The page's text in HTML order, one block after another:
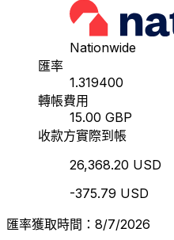
Nationwide
匯率
1.319400
轉帳費用
15.00 GBP
收款方實際到帳
26,368.20 USD
-375.79 USD
匯率獲取時間：8/7/2026